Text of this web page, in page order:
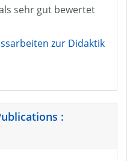
sehr gut bewertet
zur Didaktik
: